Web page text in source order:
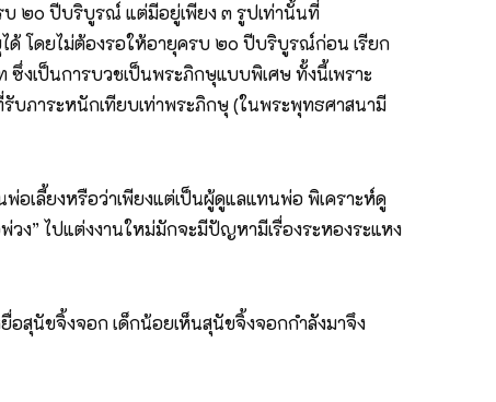
๒๐ ปีบริบูรณ์ แต่มีอยู่เพียง ๓ รูปเท่านั้นที่
โดยไม่ต้องรอให้อายุครบ ๒๐ ปีบริบูรณ์ก่อน เรียก
งเป็นการบวชเป็นพระภิกษุแบบพิเศษ ทั้งนี้เพราะ
ภาระหนักเทียบเท่าพระภิกษุ (ในพระพุทธศาสนามี
อเลี้ยงหรือว่าเพียงแต่เป็นผู้ดูแลแทนพ่อ พิเคราะห์ดู
วง” ไปแต่งงานใหม่มักจะมีปัญหามีเรื่องระหองระแหง
อสุนัขจิ้งจอก เด็กน้อยเห็นสุนัขจิ้งจอกกำลังมาจึง